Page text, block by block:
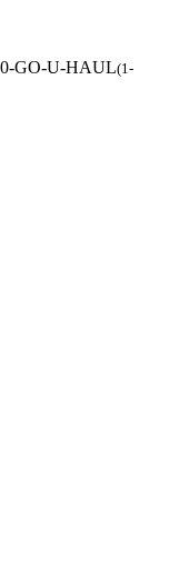
GO-U-HAUL(1-